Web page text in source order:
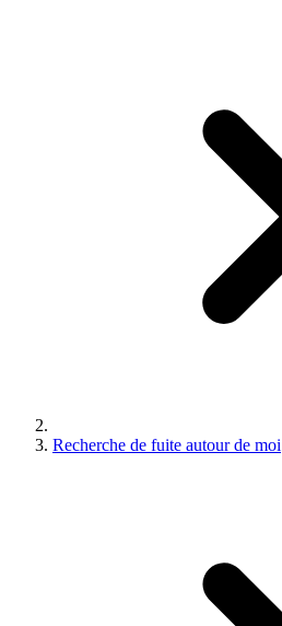
Recherche de fuite autour de moi